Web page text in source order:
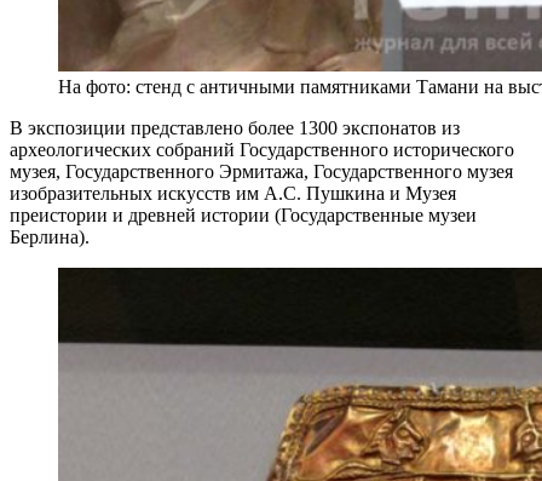
На фото: стенд с античными памятниками Тамани на
В экспозиции представлено более 1300 экспонатов из
археологических собраний Государственного исторического
музея, Государственного Эрмитажа, Государственного музея
изобразительных искусств им А.С. Пушкина и Музея
преистории и древней истории (Государственные музеи
Берлина).